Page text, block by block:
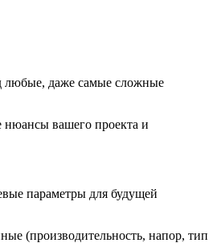
любые, даже самые сложные
нюансы вашего проекта и
параметры для будущей
(производительность, напор, тип